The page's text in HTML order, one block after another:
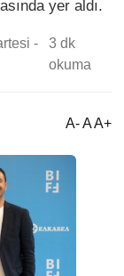
yer aldı.
-
3 dk
okuma
A- A A+